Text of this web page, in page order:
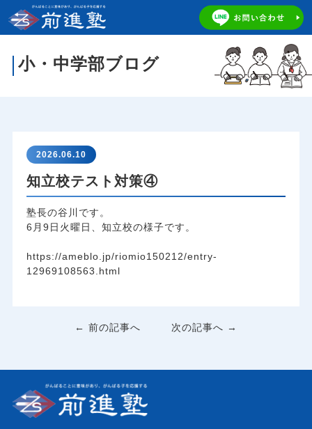
小・中学部ブログ
2026.06.10
知立校テスト対策④
塾長の谷川です。
6月9日火曜日、知立校の様子です。
https://ameblo.jp/riomio150212/entry-
12969108563.html
← 前の記事へ 次の記事へ →